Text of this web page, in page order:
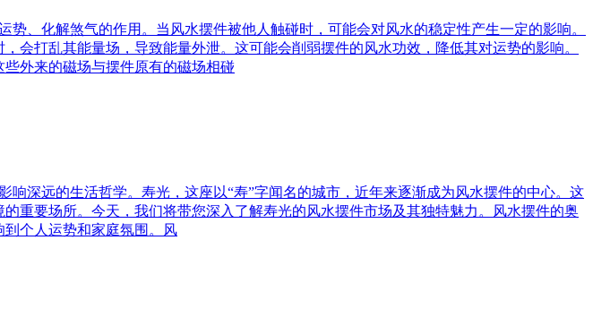
、化解煞气的作用。当风水摆件被他人触碰时，可能会对风水的稳定性产生一定的影响。
打乱其能量场，导致能量外泄。这可能会削弱摆件的风水功效，降低其对运势的影响。
外来的磁场与摆件原有的磁场相碰
深远的生活哲学。寿光，这座以“寿”字闻名的城市，近年来逐渐成为风水摆件的中心。这
重要场所。今天，我们将带您深入了解寿光的风水摆件市场及其独特魅力。风水摆件的奥
个人运势和家庭氛围。风